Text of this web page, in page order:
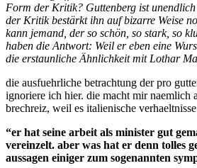
Form der Kritik? Guttenberg ist
der Kritik bestärkt ihn auf bizarre Weise
kann jemand, der so schön, so stark, so
haben die Antwort: Weil er eben eine
die erstaunliche Ähnlichkeit mit Lothar
die ausfuehrliche betrachtung der pro
ignoriere ich hier. die macht mir naemlich
brechreiz, weil es italienische
“er hat seine arbeit als minister gut
vereinzelt. aber was hat er denn tolles
aussagen einiger zum sogenannten